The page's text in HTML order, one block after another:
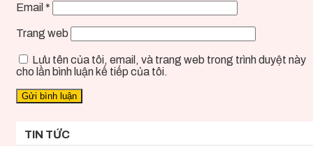
Email *
Trang web
Lưu tên của tôi, email, và trang web trong trình duyệt này
cho lần bình luận kế tiếp của tôi.
TIN TỨC